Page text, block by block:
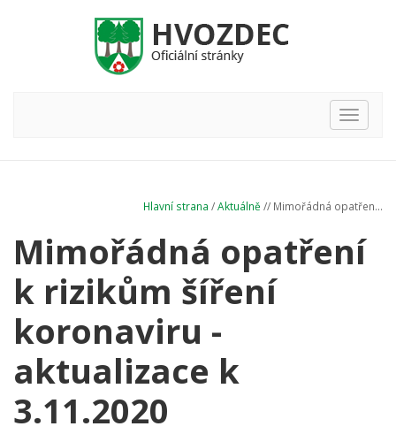
Hlavní
nabídka
Hlavní strana /Aktuálně // Mimořádná opatřen...
Mimořádná opatření
k rizikům šíření
koronaviru -
aktualizace k
3.11.2020